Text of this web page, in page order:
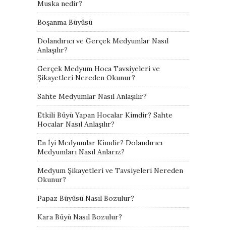
Muska nedir?
Boşanma Büyüsü
Dolandırıcı ve Gerçek Medyumlar Nasıl
Anlaşılır?
Gerçek Medyum Hoca Tavsiyeleri ve
Şikayetleri Nereden Okunur?
Sahte Medyumlar Nasıl Anlaşılır?
Etkili Büyü Yapan Hocalar Kimdir? Sahte
Hocalar Nasıl Anlaşılır?
En İyi Medyumlar Kimdir? Dolandırıcı
Medyumları Nasıl Anlarız?
Medyum Şikayetleri ve Tavsiyeleri Nereden
Okunur?
Papaz Büyüsü Nasıl Bozulur?
Kara Büyü Nasıl Bozulur?